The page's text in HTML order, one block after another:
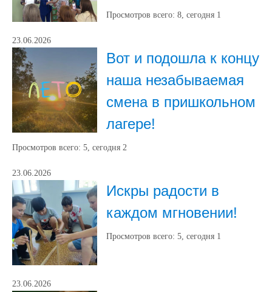
Просмотров всего: 8, сегодня 1
23.06.2026
Вот и подошла к концу
наша незабываемая
смена в пришкольном
лагере!
Просмотров всего: 5, сегодня 2
23.06.2026
Искры радости в
каждом мгновении!
Просмотров всего: 5, сегодня 1
23.06.2026